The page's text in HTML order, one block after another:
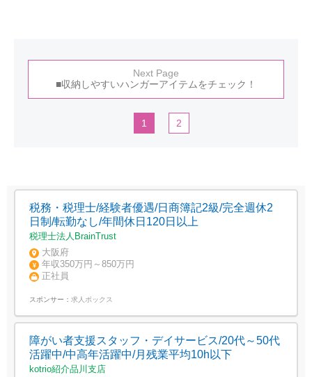
Next Page
■収納しやすいハンガーアイテムをチェック！
1 2
税務・税理士/経験者優遇/日商簿記2級/完全週休2
日制/転勤なし/年間休日120日以上
税理士法人BrainTrust
大阪府
年収350万円～850万円
正社員
スポンサー： 求人ボックス
障がい者支援スタッフ・デイサービス/20代～50代
活躍中/中高年活躍中/月残業平均10h以下
kotrio紹介品川支店